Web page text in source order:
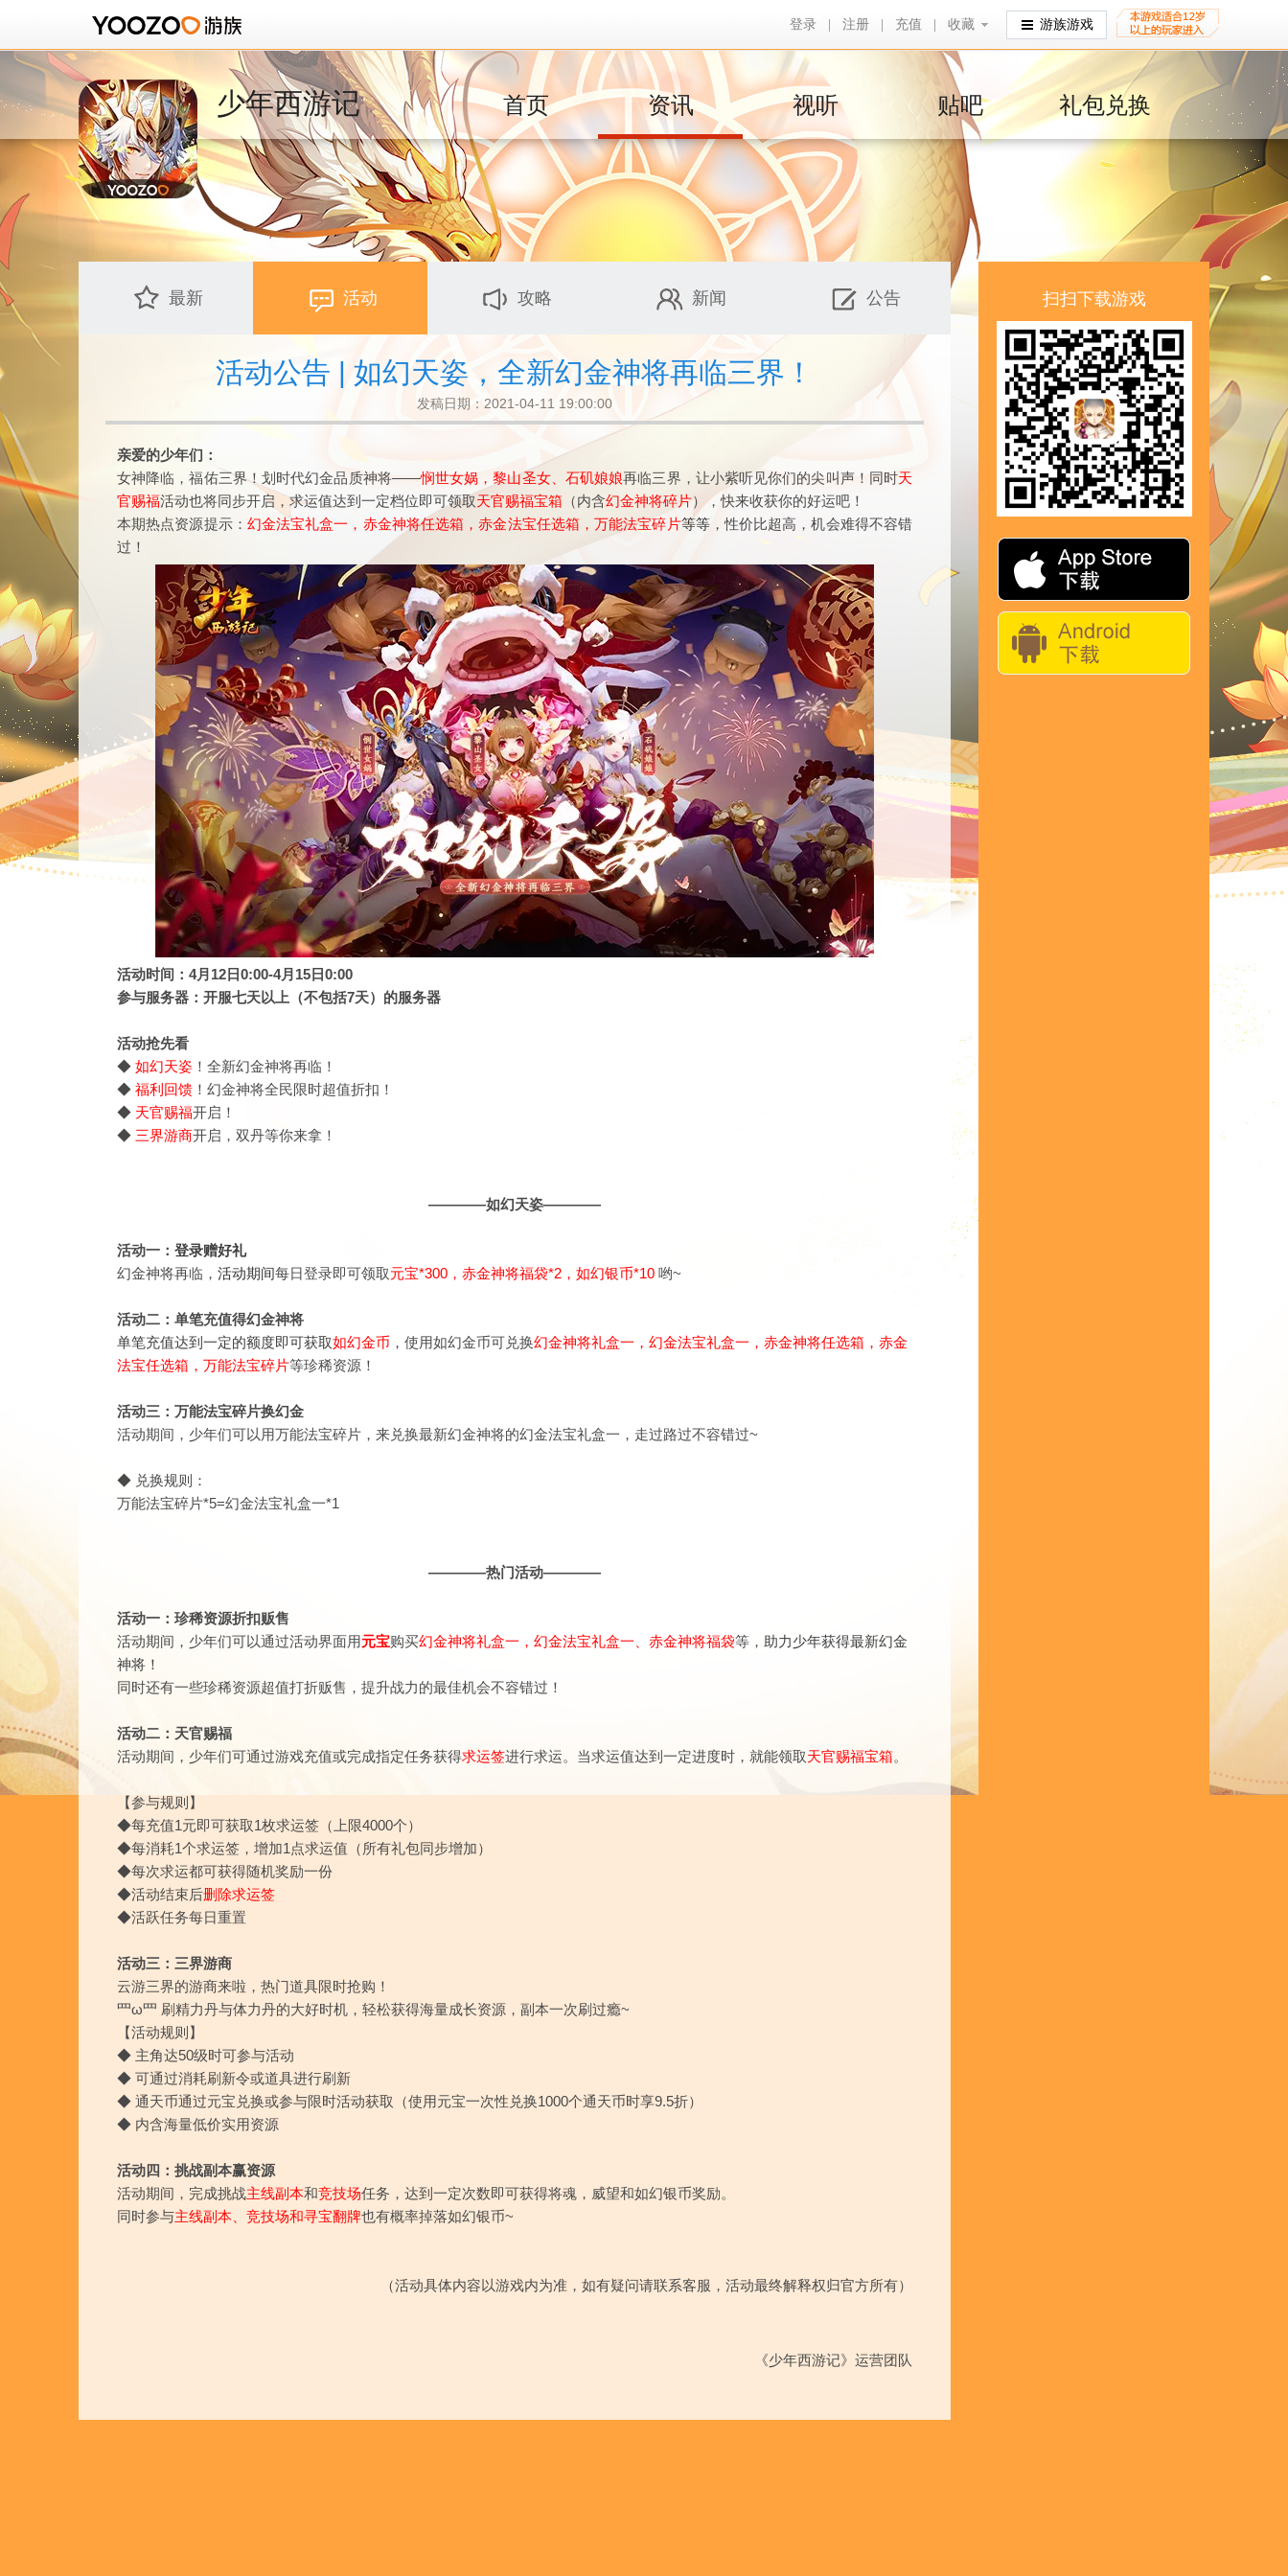
登录 注册 充值 收藏
收藏 游族游戏
少年西游记 首页 资讯 视听 贴吧 礼包兑换
最新 活动 攻略 新闻 公告
活动公告 | 如幻天姿，全新幻金神将再临三界！
发稿日期：2021-04-11 19:00:00
亲爱的少年们：
女神降临，福佑三界！划时代幻金品质神将——悯世女娲，黎山圣女、石矶娘娘再临三界，让小紫听见你们的尖叫声！同时天
官赐福活动也将同步开启，求运值达到一定档位即可领取天官赐福宝箱 （内含幻金神将碎片），快来收获你的好运吧！
本期热点资源提示： 幻金法宝礼盒一，赤金神将任选箱，赤金法宝任选箱，万能法宝碎片等等，性价比超高，机会难得不容错
过！
活动时间：4月12日0:00-4月15日0:00
参与服务器：开服七天以上（不包括7天）的服务器
活动抢先看
◆ 如幻天姿 ！全新幻金神将再临！
◆ 福利回馈 ！幻金神将全民限时超值折扣！
◆ 天官赐福开启！
◆ 三界游商开启，双丹等你来拿！
————如幻天姿————
活动一： 登录赠好礼
幻金神将再临， 活动期间每日登录即可领取元宝*300，赤金神将福袋*2，如幻银币*10 哟~
活动二：单笔充值得幻金神将
单笔充值达到一定的额度即可获取如幻金币 ， 使用如幻金币可兑换幻金神将礼盒一，幻金法宝礼盒一，赤金神将任选箱，赤金
法宝任选箱，万能法宝碎片等珍稀资源！
活动三：万能法宝碎片换幻金
活动期间，少年们可以用万能法宝碎片，来兑换最新幻金神将的幻金法宝礼盒一，走过路过不容错过~
◆ 兑换规则：
万能法宝碎片*5=幻金法宝礼盒一*1
————热门活动————
活动一：珍稀资源折扣贩售
活动期间，少年们可以通过活动界面用元宝购买幻金神将礼盒一，幻金法宝礼盒一、赤金神将福袋等， 助力少年获得最新幻金
神将！
同时还有一些珍稀资源超值打折贩售，提升战力的最佳机会不容错过！
活动二：天官赐福
活动期间，少年们可通过游戏充值或完成指定任务获得求运签进行求运。当求运值达到一定进度时，就能领取天官赐福宝箱。
【参与规则】
◆每充值1元即可获取1枚求运签（上限4000个）
◆每消耗1个求运签，增加1点求运值（所有礼包同步增加）
◆每次求运都可获得随机奖励一份
◆活动结束后删除求运签
◆活跃任务每日重置
活动三：三界游商
云游三界的游商来啦，热门道具限时抢购！
罒ω罒 刷精力丹与体力丹的大好时机，轻松获得海量成长资源，副本一次刷过瘾~
【活动规则】
◆ 主角达50级时可参与活动
◆ 可通过消耗刷新令或道具进行刷新
◆ 通天币通过元宝兑换或参与限时活动获取（使用元宝一次性兑换1000个通天币时享9.5折）
◆ 内含海量低价实用资源
活动四：挑战副本赢资源
活动期间，完成挑战主线副本和竞技场任务，达到一定次数即可获得将魂，威望和如幻银币奖励。
​同时参与主线副本、竞技场和寻宝翻牌也有概率掉落如幻银币~
（活动具体内容以游戏内为准，如有疑问请联系客服，活动最终解释权归官方所有）
《少年西游记》运营团队
扫扫下载游戏